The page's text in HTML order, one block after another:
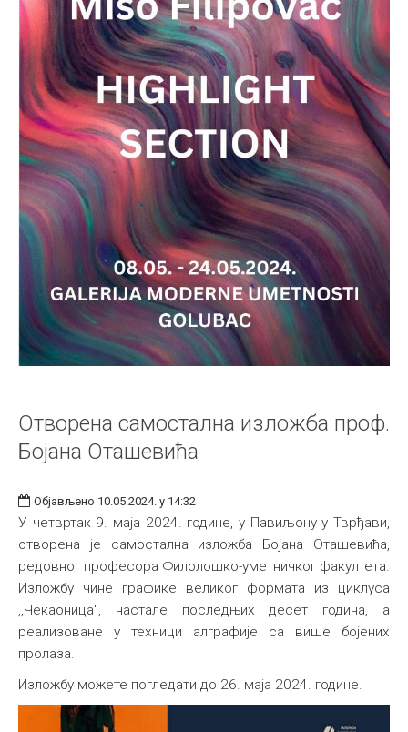
Отворена самостална изложба проф.
Бојана Оташевића
Објављено 10.05.2024. у 14:32
У четвртак 9. маја 2024. године, у Павиљону у Тврђави,
отворена је самостална изложба Бојана Оташевића,
редовног професора Филолошко-уметничког факултета.
Изложбу чине графике великог формата из циклуса
,,Чекаоница", настале последњих десет година, а
реализоване у техници алграфије са више бојених
пролаза.
Изложбу можете погледати до 26. маја 2024. године.